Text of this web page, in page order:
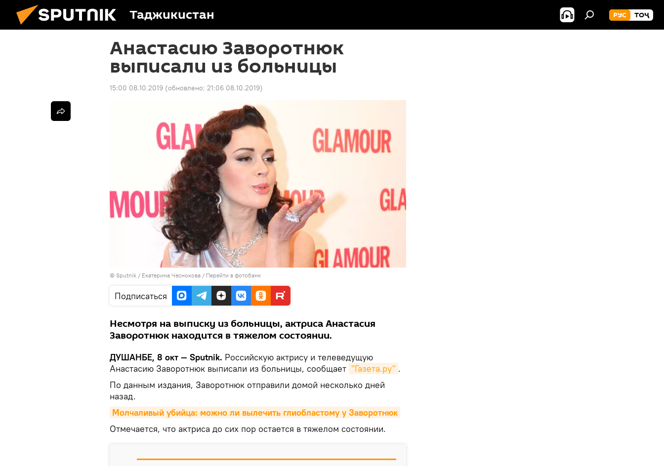
Таджикистан РУС ТОҶ
Анастасию Заворотнюк
выписали из больницы
15:00 08.10.2019 (обновлено: 21:06 08.10.2019)
© Sputnik / Екатерина Чеснокова / Перейти в фотобанк
Подписаться
Несмотря на выписку из больницы, актриса Анастасия
Заворотнюк находится в тяжелом состоянии.
ДУШАНБЕ, 8 окт — Sputnik. Российскую актрису и телеведущую
Анастасию Заворотнюк выписали из больницы, сообщает "Газета.ру" .
По данным издания, Заворотнюк отправили домой несколько дней
назад.
Молчаливый убийца: можно ли вылечить глиобластому у Заворотнюк
Отмечается, что актриса до сих пор остается в тяжелом состоянии.